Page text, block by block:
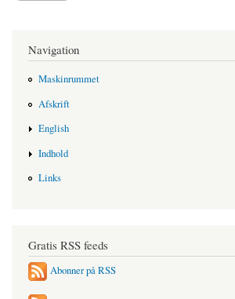
Navigation
Maskinrummet
Afskrift
English
Indhold
Links
Gratis RSS feeds
Abonner på RSS